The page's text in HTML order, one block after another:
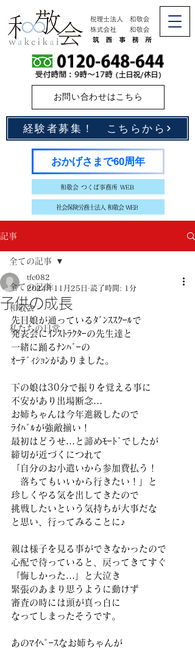
和敬会 つくば事務所 WEB
社会保険労務士法人 和敬会 WEB
お問い合わせはこちら
経験者募集！ こちらから
おかげさまで60周年
記事
全ての記事
和敬会
私たちの日常
全ての記事
子供の成長
tfc082
2024年11月25日 読了時間: 1分
先日娘が通っているﾀﾞﾝｽｽｸｰﾙで
発表会にｲﾝｽﾄﾗｸﾀｰの先生達と
一緒に踊るﾅﾝﾊﾞｰの
ｵｰﾃﾞｨｼｮﾝがありました。
下の娘は30分で振りを覚える事に
不安があり出場断念…
お姉ちゃんは今年進級したので
ﾗｲﾊﾞﾙが強敵揃い！
最初はどうせ…と諦めﾓｰﾄﾞでしたが
締切が近づくにつれて
「自分のお小遣いから参加費払う！
落ちてもいいから行きたい！」と
珍しくやる気を出してきたので
挑戦したいという気持ちが大事だな
と思い、行ってみることに♪
親は様子を見る事ができなかったので
心配で待っていると、戻ってきてすぐ
「悔しかった…」と大泣き
緊張のあまり思うように動けず
審査の時には頭が真っ白に
なってしまったそうです。
あのﾏｲﾍﾟｰｽなお姉ちゃんが